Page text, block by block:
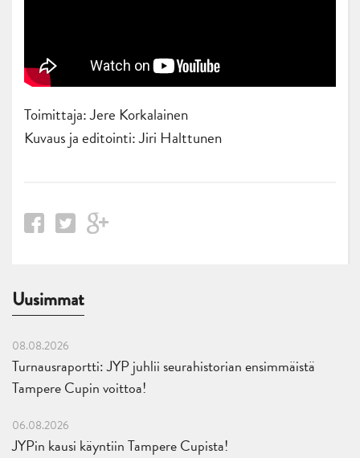
Toimittaja: Jere Korkalainen
Kuvaus ja editointi: Jiri Halttunen
Uusimmat
08.08.2026
Turnausraportti: JYP juhlii seurahistorian ensimmäistä
Tampere Cupin voittoa!
06.08.2026
JYPin kausi käyntiin Tampere Cupista!